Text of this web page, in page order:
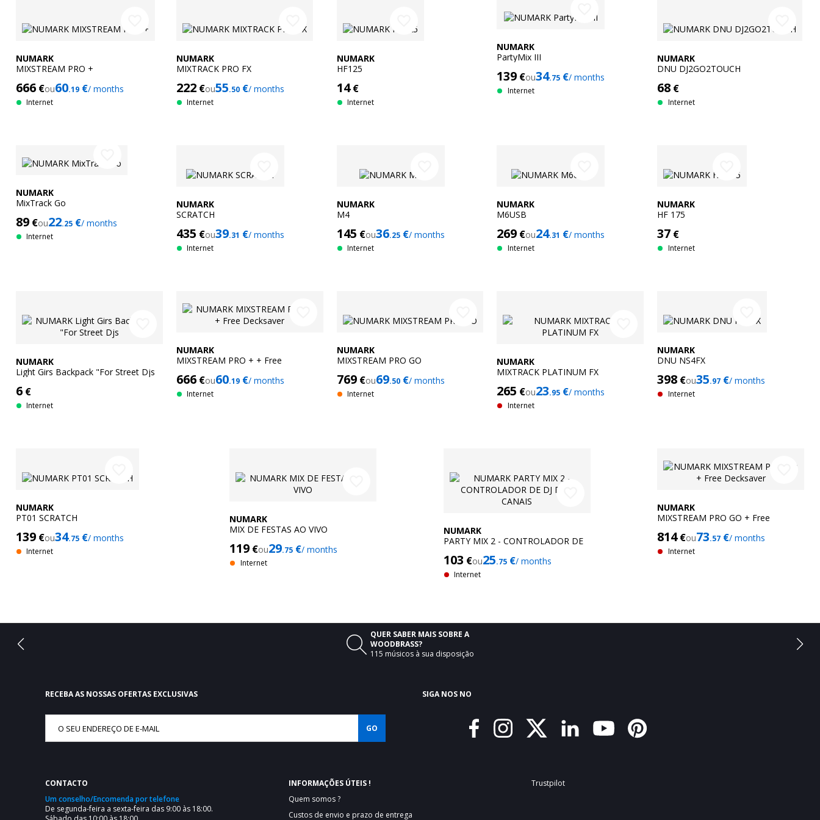
NUMARK
MIXSTREAM PRO +
666 €ou60.19 €/ months
Internet
NUMARK
MIXTRACK PRO FX
222€ou55.50€/ months
Internet
NUMARK
HF125
14€
Internet
NUMARK
PartyMix III
139 €ou34.75 €/ months
Internet
NUMARK
DNU DJ2GO2TOUCH
68 €
Internet
NUMARK
MixTrack Go
89 €ou22.25 €/ months
Internet
NUMARK
SCRATCH
435 €ou39.31 €/ months
Internet
NUMARK
M4
145 €ou36.25€/ months
Internet
NUMARK
M6USB
269 €ou24.31 €/ months
Internet
NUMARK
HF 175
37 €
Internet
NUMARK
Light Girs Backpack "For Street Djs
6 €
Internet
NUMARK
MIXSTREAM PRO + + Free
666€ou60.19€/ months
Internet
NUMARK
MIXSTREAM PRO GO
769€ou69.50€/ months
Internet
NUMARK
MIXTRACK PLATINUM FX
265 €ou23.95 €/ months
Internet
NUMARK
DNU NS4FX
398 €ou35.97 €/ months
Internet
NUMARK
PT01 SCRATCH
139 €ou34.75 €/ months
Internet
NUMARK
MIX DE FESTAS AO VIVO
119 €ou29.75 €/ months
Internet
NUMARK
PARTY MIX 2 - CONTROLADOR DE
103 €ou25.75€/ months
Internet
NUMARK
MIXSTREAM PRO GO + Free
814€ou73.57 €/ months
Internet

QUER SABER MAIS SOBRE A
WOODBRASS?
115 músicos à sua disposição
RECEBA AS NOSSAS OFERTAS EXCLUSIVAS
GO
SIGA NOS NO
CONTACTO
Um conselho/Encomenda por telefone
De segunda-feira a sexta-feira das 9:00 às 18:00.
INFORMAÇÕES ÚTEIS !
Quem somos ?
Custos de envio e prazo de entrega
Trustpilot